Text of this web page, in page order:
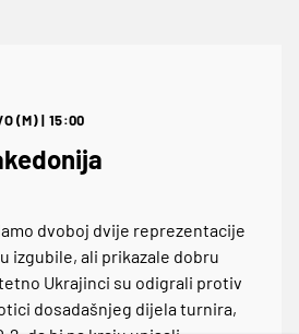
(M) | 15:00
dvoboj dvije reprezentacije
izgubile, ali prikazale dobru
Ukrajinci su odigrali protiv
dosadašnjeg dijela turnira,